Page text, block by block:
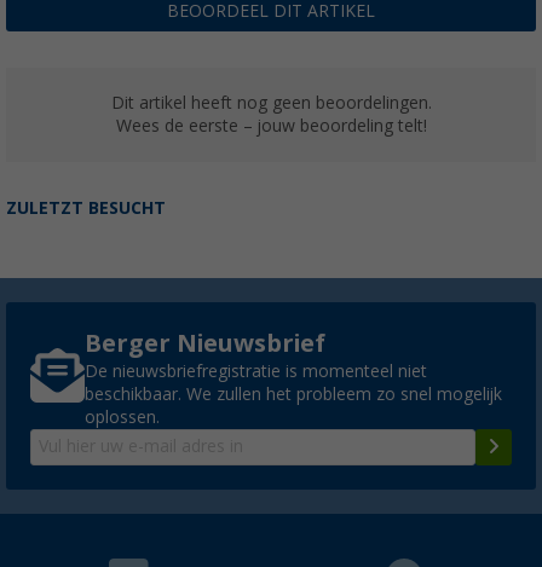
BEOORDEEL DIT ARTIKEL
Dit artikel heeft nog geen beoordelingen.
Wees de eerste – jouw beoordeling telt!
ZULETZT BESUCHT
Berger Nieuwsbrief
De nieuwsbriefregistratie is momenteel niet
beschikbaar. We zullen het probleem zo snel mogelijk
oplossen.